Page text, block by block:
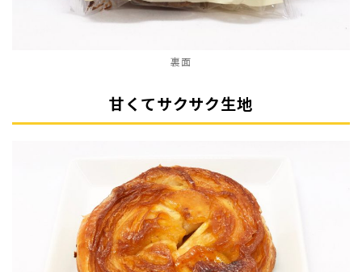
裏面
甘くてサクサク生地